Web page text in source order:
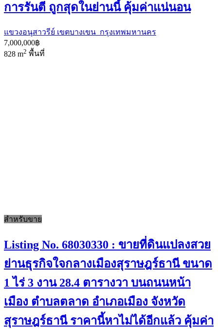
การรันตี ถูกสุดในย่านนี้ คุ้มค่าแน่นอน
แขวงอนุสาวรีย์ เขตบางเขน กรุงเทพมหานคร
7,000,000฿
828 m2 พื้นที่
สำหรับขาย
Listing No. 68030330 : ขายที่ดินแปลงสวย
ย่านธุรกิจใจกลางเมืองสุราษฎร์ธานี ขนาด
1 ไร่ 3 งาน 28.4 ตารางวา บนถนนหน้า
เมือง ตำบลตลาด อำเภอเมือง จังหวัด
สุราษฎร์ธานี ราคานี้หาไม่ได้อีกแล้ว คุ้มค่า